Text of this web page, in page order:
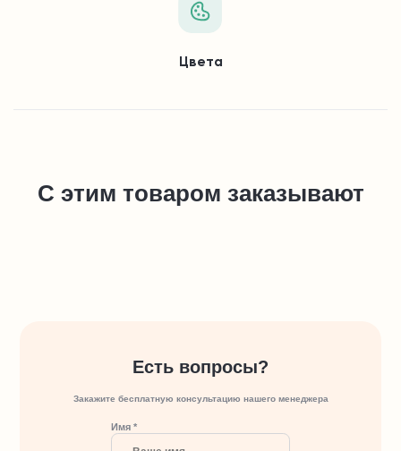
Цвета
С этим товаром заказывают
Есть вопросы?
Закажите бесплатную консультацию нашего менеджера
Имя *